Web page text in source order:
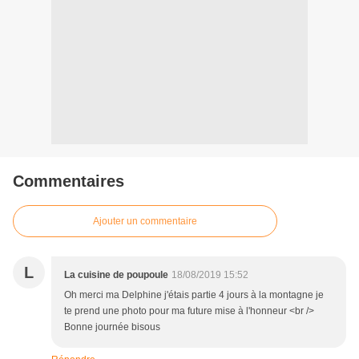
Commentaires
Ajouter un commentaire
L La cuisine de poupoule 18/08/2019 15:52
Oh merci ma Delphine j'étais partie 4 jours à la montagne je
te prend une photo pour ma future mise à l'honneur <br />
Bonne journée bisous